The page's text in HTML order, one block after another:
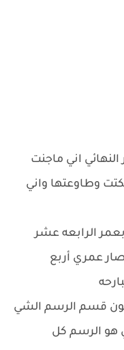
النهائي اني ماجنت
وطاوعتها واني
بعمر الرابعه عشر
عمري أربع
فنون قسم الرسم الشي
هو الرسم كل